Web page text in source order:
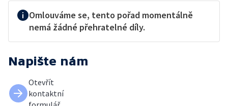
Omlouváme se, tento pořad momentálně
nemá žádné přehratelné díly.
Napište nám
Otevřít
kontaktní